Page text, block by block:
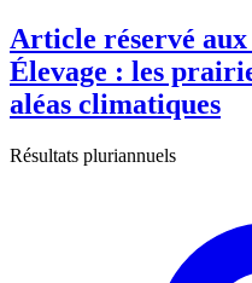
Article réservé aux
Élevage : les
aléas climatiques
Résultats pluriannuels